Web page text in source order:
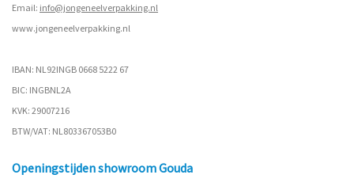
Email: info@jongeneelverpakking.nl
www.jongeneelverpakking.nl
IBAN: NL92INGB 0668 5222 67
BIC: INGBNL2A
KVK: 29007216
BTW/VAT: NL803367053B0
Openingstijden showroom Gouda